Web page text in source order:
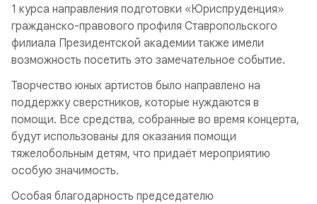
1 курса направления подготовки «Юриспруденция»
гражданско-правового профиля Ставропольского
филиала Президентской академии также имели
возможность посетить это замечательное событие.
Творчество юных артистов было направлено на
поддержку сверстников, которые нуждаются в
помощи. Все средства, собранные во время концерта,
будут использованы для оказания помощи
тяжелобольным детям, что придаёт мероприятию
особую значимость.
Особая благодарность председателю